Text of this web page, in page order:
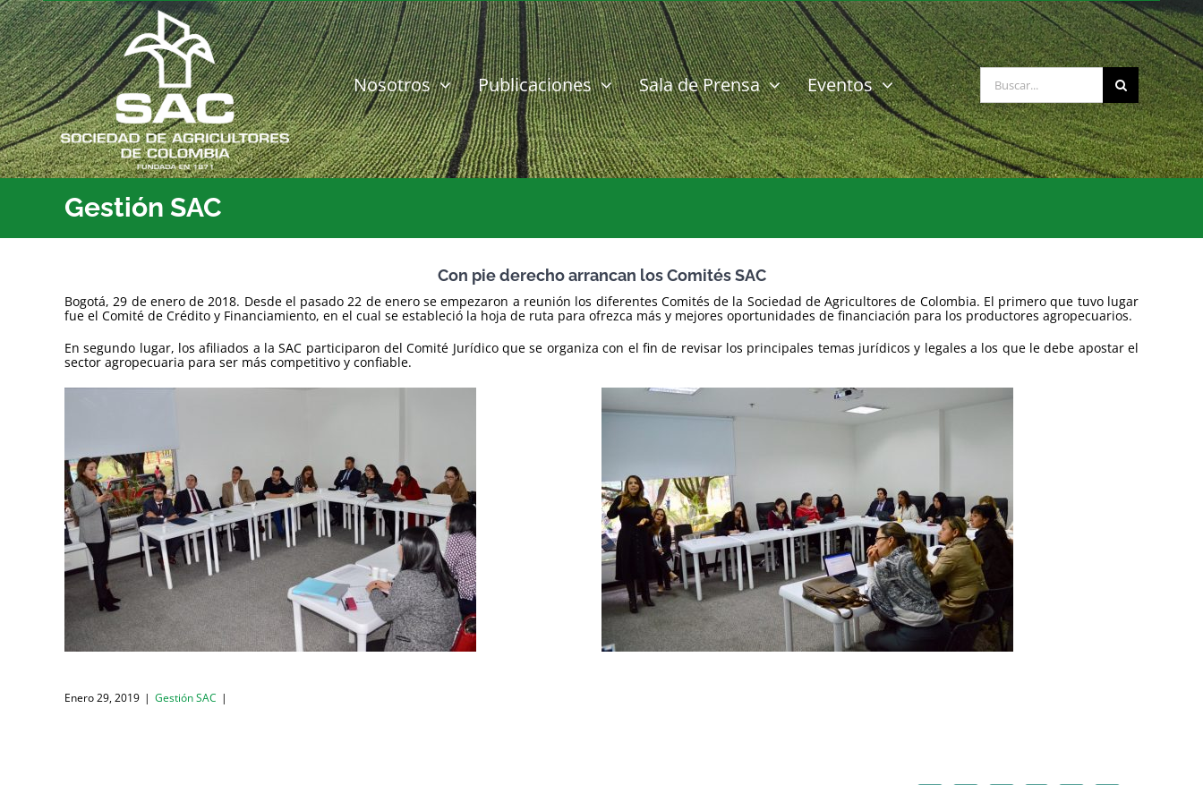
Saltar
al
contenido
Nosotros Publicaciones Sala de Prensa Eventos Buscar:
Gestión SAC
Con pie derecho arrancan los Comités SAC
Bogotá, 29 de enero de 2018. Desde el pasado 22 de enero se empezaron a reunión los diferentes Comités de la Sociedad de Agricultores de Colombia. El primero que tuvo lugar
fue el Comité de Crédito y Financiamiento, en el cual se estableció la hoja de ruta para ofrezca más y mejores oportunidades de financiación para los productores agropecuarios.
En segundo lugar, los afiliados a la SAC participaron del Comité Jurídico que se organiza con el fin de revisar los principales temas jurídicos y legales a los que le debe apostar el
sector agropecuaria para ser más competitivo y confiable.
Enero 29, 2019 | Gestión SAC |